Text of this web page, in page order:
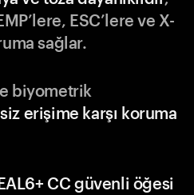
ESC’lere ve X-
sağlar.
biyometrik
erişime karşı koruma
CC güvenli öğesi